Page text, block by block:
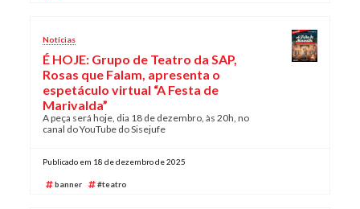
Notícias
É HOJE: Grupo de Teatro da SAP,
Rosas que Falam, apresenta o
espetáculo virtual “A Festa de
Marivalda”
A peça será hoje, dia 18 de dezembro, às 20h, no
canal do YouTube do Sisejufe
Publicado em 18 de dezembro de 2025
banner #teatro